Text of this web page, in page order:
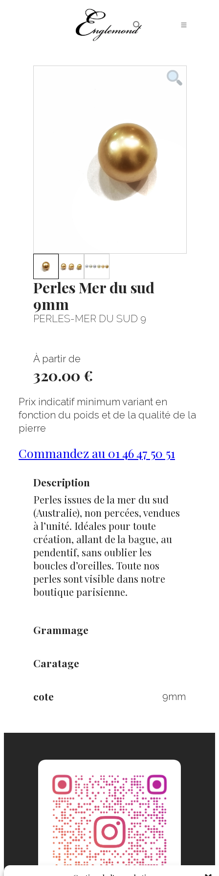
Perles Mer du sud
9mm
PERLES-MER DU SUD 9
À partir de
320.00 €
Prix indicatif minimum variant en
fonction du poids et de la qualité de la
pierre
Commandez au 01 46 47 50 51
Description
Perles issues de la mer du sud
(Australie), non percées, vendues
à l’unité. Idéales pour toute
création, allant de la bague, au
pendentif, sans oublier les
boucles d’oreilles. Toute nos
perles sont visible dans notre
boutique parisienne.
Grammage
Caratage
cote 9mm